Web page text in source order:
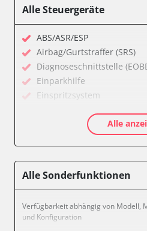
Alle Steuergeräte
ABS/ASR/ESP
Airbag/Gurtstraffer (SRS)
Diagnoseschnittstelle
Einparkhilfe
Einspritzsystem
Getriebesteuerung
Informationsanzeige
Leuchtweitenregulierung
Nachrichtenzentrale
Schlüssellose
Alle
Alle Sonderfunktionen
Verfügbarkeit abhängig von Modell,
und Konfiguration